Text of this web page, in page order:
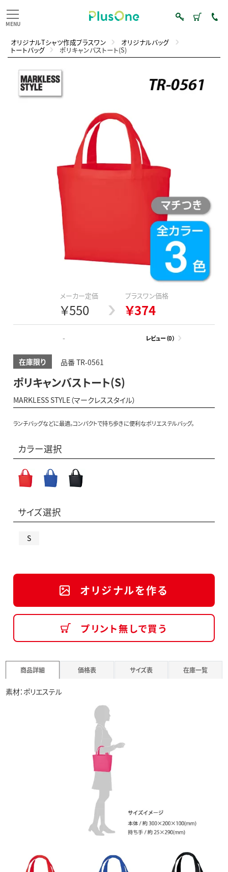
オリジナルTシャツ作成プラスワン オリジナルバッグ
トートバッグ ポリキャンバストート(S)
メーカー定価
￥550
プラスワン価格
￥374
- レビュー（0）
在庫限り 品番 TR-0561
ポリキャンバストート(S)
MARKLESS STYLE（マークレススタイル）
ランチバッグなどに最適。コンパクトで持ち歩きに便利なポリエステルバッグ。
カラー選択
サイズ選択
S
オリジナルを作る
プリント無しで買う
商品詳細 価格表 サイズ表 在庫一覧
素材：ポリエステル